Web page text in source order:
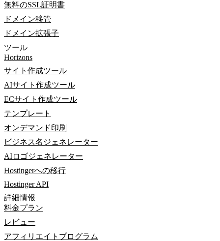
無料のSSL証明書
ドメイン移管
ドメイン拡張子
ツール
Horizons
サイト作成ツール
AIサイト作成ツール
ECサイト作成ツール
テンプレート
オンデマンド印刷
ビジネス名ジェネレーター
AIロゴジェネレーター
Hostingerへの移行
Hostinger API
詳細情報
料金プラン
レビュー
アフィリエイトプログラム